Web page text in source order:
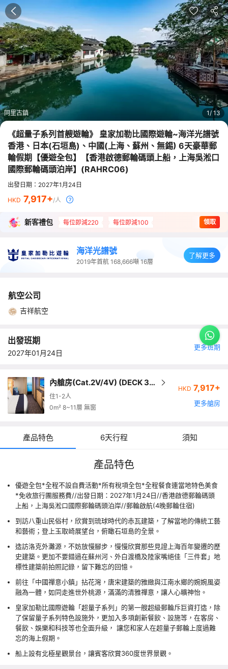
同里古鎮 1 13
《超量子系列首艘遊輪》 皇家加勒比國際遊輪~海洋光譜號
香港、日本(石垣島)、中國(上海、蘇州、無錫) 6天豪華郵
輪假期【優遊全包】【香港啟德郵輪碼頭上船，上海吳淞口
國際郵輪碼頭泊岸】 (RAHRC06)
出發日期：2027年1月24日
HKD 7,917 /人
新客禮包 每位即減220 每位即減100 領取
海洋光譜號
2019年首航 168,666噸 16層
了解更多
航空公司
吉祥航空
出發班期
2027年01月24日
更多班期
內艙房(Cat.2V/4V) (DECK 3,7
-13) (1-2人房)
住1-2人
0m² 8~11層 無窗
HKD 7,917+
更多艙房
產品特色 6天行程 須知
產品特色
優遊全包*全程不設自費活動*所有稅項全包*全程餐食連當地特色美食
*免收旅行團服務費//出發日期：2027年1月24日//香港啟德郵輪碼頭
上船，上海吳淞口國際郵輪碼頭泊岸//郵輪啟航(4晚郵輪住宿)
到訪八重山民俗村，欣賞到琉球時代的赤瓦建築，了解當地的傳統工藝
和藝術；登上玉取崎展望台，俯瞰石垣島的全景。
造訪洛克外灘源，不妨放慢腳步，慢慢欣賞那些見證上海百年變遷的歷
史建築。更加不要錯過在蘇州河、外白渡橋及陸家嘴絕佳「三件套」地
標性建築前拍照記錄，留下難忘的回憶。
前往「中國禪意小鎮」拈花灣，唐宋建築的雅緻與江南水鄉的婉婉風姿
融為一體，如同走進世外桃源，滿滿的清雅禪意，讓人心曠神怡。
皇家加勒比國際遊輪「超量子系列」的第一艘超級郵輪斥巨資打造，除
了保留量子系列特色設施外，更加入多項創新餐飲、設施等，在客房、
餐飲、娛樂和科技等也全面升級， 讓您和家人在超量子郵輪上度過難
忘的海上假期。
船上設有北極星觀景台，讓賓客欣賞360度世界景觀。